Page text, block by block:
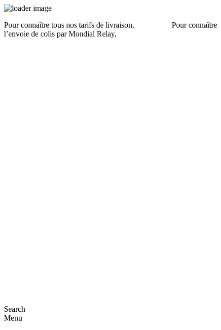
Pour connaître tous nos tarifs de livraison,
Pour connaître
l’envoie de colis par Mondial Relay,
Search
Menu